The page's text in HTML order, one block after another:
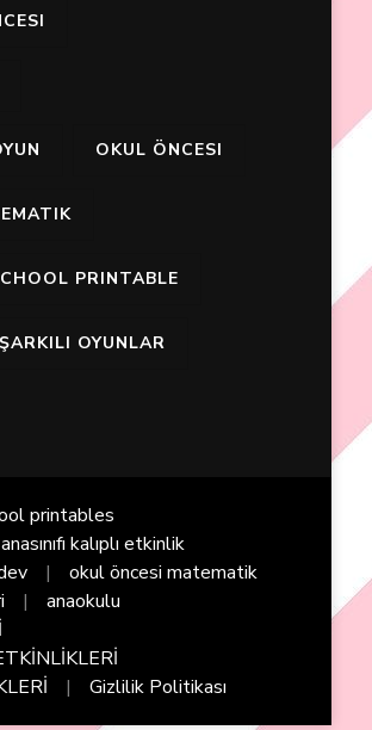
OKUL ÖNCESI
PRINTABLE
ŞARKILI OYUNLAR
printables
anasınıfı kalıplı etkinlik
okul öncesi matematik
anaokulu
Gizlilik Politikası